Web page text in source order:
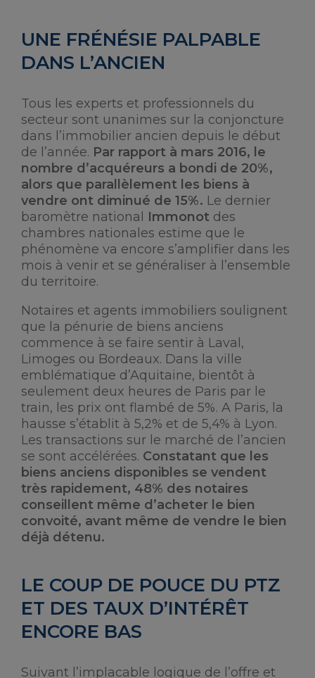
UNE FRÉNÉSIE PALPABLE
DANS L’ANCIEN
Tous les experts et professionnels du
secteur sont unanimes sur la conjoncture
dans l’immobilier ancien depuis le début
de l’année. Par rapport à mars 2016, le
nombre d’acquéreurs a bondi de 20%,
alors que parallèlement les biens à
vendre ont diminué de 15%. Le dernier
baromètre national Immonot des
chambres nationales estime que le
phénomène va encore s’amplifier dans les
mois à venir et se généraliser à l’ensemble
du territoire.
Notaires et agents immobiliers soulignent
que la pénurie de biens anciens
commence à se faire sentir à Laval,
Limoges ou Bordeaux. Dans la ville
emblématique d’Aquitaine, bientôt à
seulement deux heures de Paris par le
train, les prix ont flambé de 5%. A Paris, la
hausse s’établit à 5,2% et de 5,4% à Lyon.
Les transactions sur le marché de l’ancien
se sont accélérées. Constatant que les
biens anciens disponibles se vendent
très rapidement, 48% des notaires
conseillent même d’acheter le bien
convoité, avant même de vendre le bien
déjà détenu.
LE COUP DE POUCE DU PTZ
ET DES TAUX D’INTÉRÊT
ENCORE BAS
Suivant l’implacable logique de l’offre et